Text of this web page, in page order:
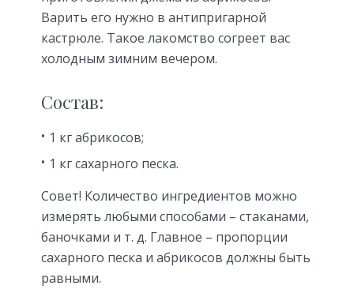
Варить его нужно в антипригарной
кастрюле. Такое лакомство согреет вас
холодным зимним вечером.
Состав:
1 кг абрикосов;
1 кг сахарного песка.
Совет! Количество ингредиентов можно
измерять любыми способами – стаканами,
баночками и т. д. Главное – пропорции
сахарного песка и абрикосов должны быть
равными.